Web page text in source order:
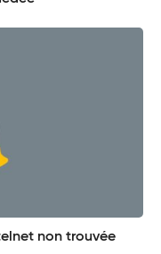
non trouvée